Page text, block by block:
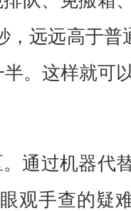
，远远高于普
。这样就可
通过机器代
观手查的疑